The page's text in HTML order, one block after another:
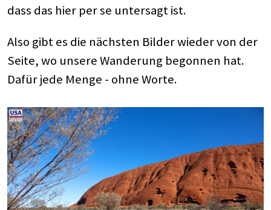
dass das hier per se untersagt ist.
Also gibt es die nächsten Bilder wieder von der
Seite, wo unsere Wanderung begonnen hat.
Dafür jede Menge - ohne Worte.